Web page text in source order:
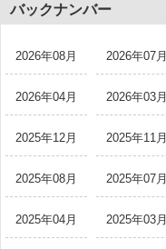
バックナンバー
2026年08月 2026年07月
2026年04月 2026年03月
2025年12月 2025年11月
2025年08月 2025年07月
2025年04月 2025年03月